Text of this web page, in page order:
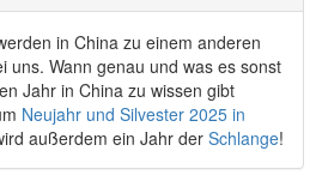
in China zu einem anderen
uns. Wann genau und was es sonst
Jahr in China zu wissen gibt
Neujahr und Silvester 2025 in
außerdem ein Jahr der Schlange!